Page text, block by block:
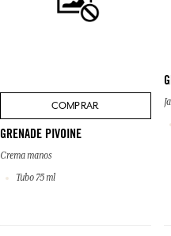
COMPRAR
GRENADE PIVOINE
Crema manos
Tubo 75 ml